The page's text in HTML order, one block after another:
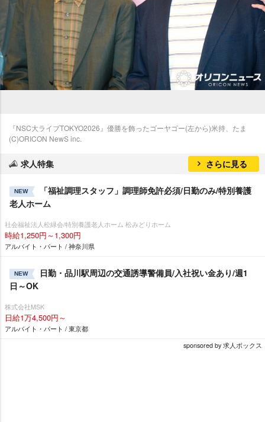
『NSC大ライブTOKYO2026』優勝を飾ったゴーヤゴー(左から)米持、たま
(C)ORICON NewS inc.
求人特集 さらに見る
NEW
「福祉調理スタッフ」調理師免許必須/日勤のみ/特別養護
老人ホーム
社会福祉法人松緑会/特別養護老人ホーム 松みどりホーム
時給1,250円～1,300円
アルバイト・パート / 神奈川県
NEW
日勤・品川駅周辺の交通誘導警備員/入社祝い金あり/週1
日～OK
株式会社MSK
日給1万4,500円～
アルバイト・パート / 東京都
sponsored by 求人ボックス